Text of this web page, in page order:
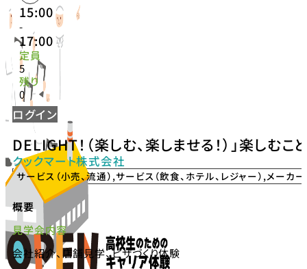
15:00
-
17:00
定員
5
残り
0
ログイン
DELIGHT！（楽しむ、楽しませる！）」楽しむ
クックマート株式会社
サービス（小売、流通） ,サービス（飲食、ホテル、レジャー） ,メーカー
概要
見学会内容
会社紹介、店舗見学、ピザづくり体験